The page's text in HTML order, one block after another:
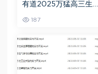
有道2025万猛高三生物
教程
187